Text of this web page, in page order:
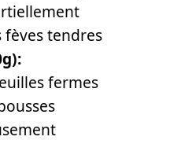
fèves tendres
fermes